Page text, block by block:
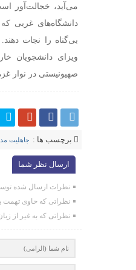
می‌آید، خجالت‌آور
دانشگاه‌های غربی
بی‌گناه را نجات
ویزای دانشجویان
صهیونیستی در نوار
برچسب ها : جاهلیت
ارسال نظر شما
نظرات ارسال شده
نظراتی که حاوی تهمت
نظراتی که به غیر از